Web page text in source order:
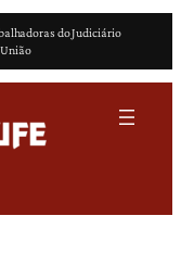
do Judiciário